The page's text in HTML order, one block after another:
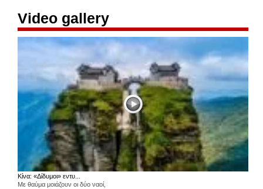
Video gallery
Κίνα: «Δίδυμοι» εντυ...
Με θαύμα μοιάζουν οι δύο ναοί,